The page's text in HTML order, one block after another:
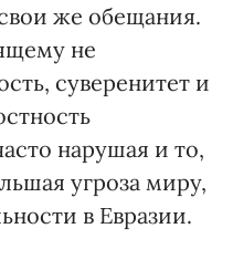
же обещания.
не
суверенитет и
нарушая и то,
угроза миру,
в Евразии.